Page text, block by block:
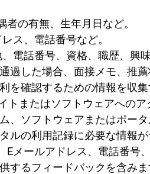
の有無、生年月日など。
ス、電話番号など。
電話番号、資格、職歴、興
過した場合、面接メモ、推
確認するための情報を収集
トまたはソフトウェアへの
、ソフトウェアまたはポー
ルの利用記録に必要な情報が
メールアドレス、電話番号
するフィードバックを含みま